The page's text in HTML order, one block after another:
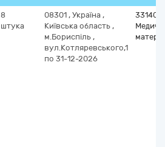
8
штука
08301 , Україна ,
Київська область ,
м.Бориспіль ,
вул.Котляревського,1
по 31-12-2026
Медичні